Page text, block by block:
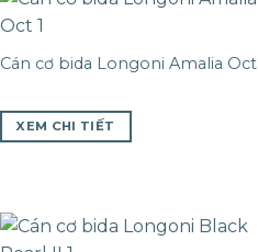
Cán cơ bida Longoni Amalia Oct
XEM CHI TIẾT